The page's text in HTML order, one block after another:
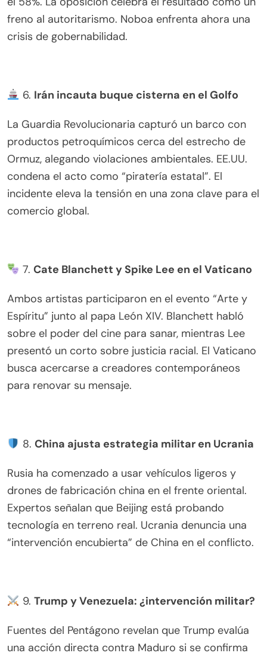
freno al autoritarismo. Noboa enfrenta ahora una
crisis de gobernabilidad.
6. Irán incauta buque cisterna en el Golfo
La Guardia Revolucionaria capturó un barco con
productos petroquímicos cerca del estrecho de
Ormuz, alegando violaciones ambientales. EE.UU.
condena el acto como “piratería estatal”. El
incidente eleva la tensión en una zona clave para el
comercio global.
7. Cate Blanchett y Spike Lee en el Vaticano
Ambos artistas participaron en el evento “Arte y
Espíritu” junto al papa León XIV. Blanchett habló
sobre el poder del cine para sanar, mientras Lee
presentó un corto sobre justicia racial. El Vaticano
busca acercarse a creadores contemporáneos
para renovar su mensaje.
8. China ajusta estrategia militar en Ucrania
Rusia ha comenzado a usar vehículos ligeros y
drones de fabricación china en el frente oriental.
Expertos señalan que Beijing está probando
tecnología en terreno real. Ucrania denuncia una
“intervención encubierta” de China en el conflicto.
9. Trump y Venezuela: ¿intervención militar?
Fuentes del Pentágono revelan que Trump evalúa
una acción directa contra Maduro si se confirma